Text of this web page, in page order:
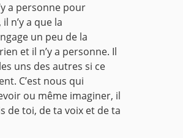
a personne pour
n’y a que la
un peu de la
et il n’y a personne. Il
uns des autres si ce
C’est nous qui
ou même imaginer, il
de toi, de ta voix et de ta